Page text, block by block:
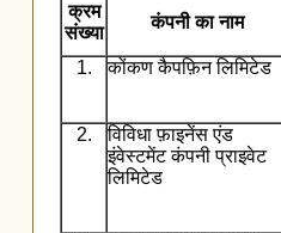
क्रम
संख्या
कंपनी का नाम
1. कोंकण कैपफ़िन लिमिटेड
2.
विविधा फ़ाइनेंस एंड
इंवेस्टमेंट कंपनी प्राइवेट
लिमिटेड